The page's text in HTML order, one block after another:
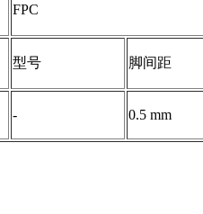
FPC
型号 脚间距
- 0.5 mm